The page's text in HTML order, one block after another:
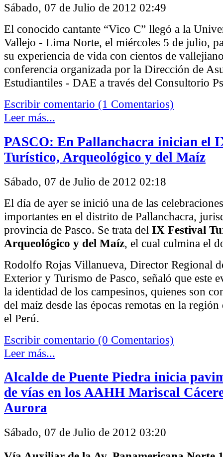
Sábado, 07 de Julio de 2012 02:49
El conocido cantante “Vico C” llegó a la
Vallejo - Lima Norte, el miércoles 5 de julio,
su experiencia de vida con cientos de
conferencia organizada por la Dirección de
Estudiantiles - DAE a través del Consultorio
Escribir comentario (1 Comentarios)
Leer más...
PASCO: En Pallanchacra inician el
Turístico, Arqueológico y del Maíz
Sábado, 07 de Julio de 2012 02:18
El día de ayer se inició una de las
importantes en el distrito de Pallanchacra,
provincia de Pasco. Se trata del IX Festival
Arqueológico y del Maíz, el cual culmina el
Rodolfo Rojas Villanueva, Director Regional
Exterior y Turismo de Pasco, señaló que este
la identidad de los campesinos, quienes son
del maíz desde las épocas remotas en la región
el Perú.
Escribir comentario (0 Comentarios)
Leer más...
Alcalde de Puente Piedra inicia
de vías en los AAHH Mariscal
Aurora
Sábado, 07 de Julio de 2012 03:20